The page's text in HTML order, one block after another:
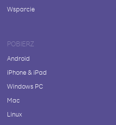
Wsparcie
POBIERZ
Android
iPhone & iPad
Windows PC
Mac
Linux